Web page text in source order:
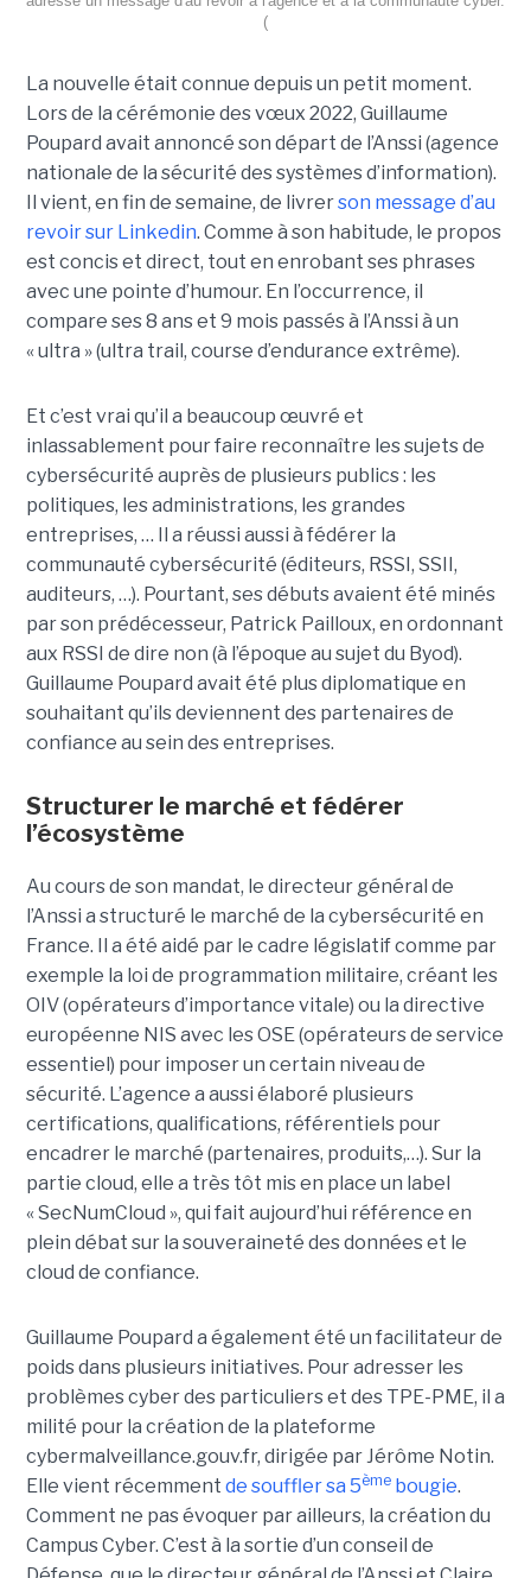
(
La nouvelle était connue depuis un petit moment.
Lors de la cérémonie des vœux 2022, Guillaume
Poupard avait annoncé son départ de l’Anssi (agence
nationale de la sécurité des systèmes d’information).
Il vient, en fin de semaine, de livrerson message d’au
revoir sur Linkedin. Comme à son habitude, le propos
est concis et direct, tout en enrobant ses phrases
avec une pointe d’humour. En l’occurrence, il
compare ses 8 ans et 9 mois passés à l’Anssi à un
« ultra » (ultra trail, course d’endurance extrême).
Et c’est vrai qu’il a beaucoup œuvré et
inlassablement pour faire reconnaître les sujets de
cybersécurité auprès de plusieurs publics : les
politiques, les administrations, les grandes
entreprises, … Il a réussi aussi à fédérer la
communauté cybersécurité (éditeurs, RSSI, SSII,
auditeurs, …). Pourtant, ses débuts avaient été minés
par son prédécesseur, Patrick Pailloux, en ordonnant
aux RSSI de dire non (à l’époque au sujet du Byod).
Guillaume Poupard avait été plus diplomatique en
souhaitant qu’ils deviennent des partenaires de
confiance au sein des entreprises.
Structurer le marché et fédérer
l’écosystème
Au cours de son mandat, le directeur général de
l’Anssi a structuré le marché de la cybersécurité en
France. Il a été aidé par le cadre législatif comme par
exemple la loi de programmation militaire, créant les
OIV (opérateurs d’importance vitale) ou la directive
européenne NIS avec les OSE (opérateurs de service
essentiel) pour imposer un certain niveau de
sécurité. L’agence a aussi élaboré plusieurs
certifications, qualifications, référentiels pour
encadrer le marché (partenaires, produits,…). Sur la
partie cloud, elle a très tôt mis en place un label
« SecNumCloud », qui fait aujourd’hui référence en
plein débat sur la souveraineté des données et le
cloud de confiance.
Guillaume Poupard a également été un facilitateur de
poids dans plusieurs initiatives. Pour adresser les
problèmes cyber des particuliers et des TPE-PME, il a
milité pour la création de la plateforme
cybermalveillance.gouv.fr, dirigée par Jérôme Notin.
Elle vient récemment de souffler sa 5èmebougie.
Comment ne pas évoquer par ailleurs, la création du
Campus Cyber. C’est à la sortie d’un conseil de